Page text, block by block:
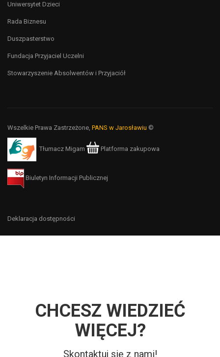
Uniwersytet Dzieci
Rada Biznesu
Duszpasterstwo
Fundacja Przyjaciel Uczelni
Stowarzyszenie Absolwentów i Przyjaciół
Wszelkie Prawa Zastrzeżone, PANS w Jarosławiu ©
Tłumacz Migam Platforma zakupowa
Biuletyn Informacji Publicznej
Deklaracja dostępności
CHCESZ WIEDZIEĆ
WIĘCEJ?
Skontaktuj się z nami!